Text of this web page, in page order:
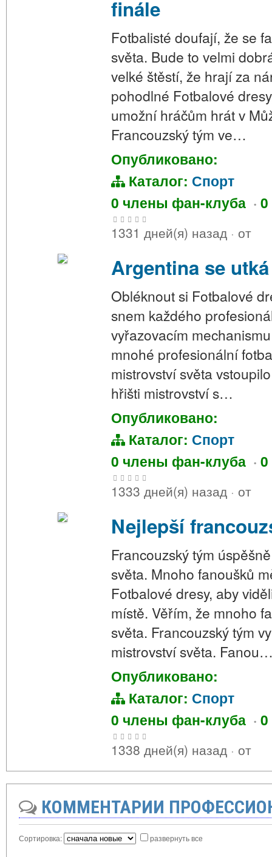
finále
Fotbalisté doufají, že se
světa. Bude to velmi
velké štěstí, že hrají za
pohodlné Fotbalové
umožní hráčům hrát v
Francouzský tým ve…
Опубликовано:
Каталог: Спорт
0 члены фан-клуба ·
1331 дней(я) назад · от
Argentina se
Obléknout si Fotbalové
snem každého
vyřazovacím
mnohé profesionální
mistrovství světa
hřišti mistrovství s…
Опубликовано:
Каталог: Спорт
0 члены фан-клуба ·
1333 дней(я) назад · от
Nejlepší
Francouzský tým
světa. Mnoho fanoušků
Fotbalové dresy, aby
místě. Věřím, že mnoho
světa. Francouzský tým
mistrovství světa.
Опубликовано:
Каталог: Спорт
0 члены фан-клуба ·
1338 дней(я) назад · от
КОММЕНТАРИИ
Сортировка: развернуть все